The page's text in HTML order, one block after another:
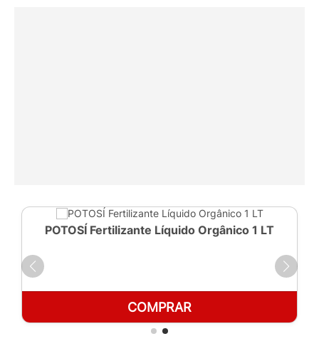
POTOSÍ Fertilizante Líquido Orgânico 1 LT
COMPRAR